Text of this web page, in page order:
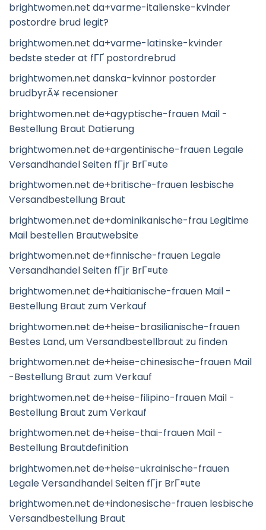
brightwomen.net da+varme-italienske-kvinder
postordre brud legit?
brightwomen.net da+varme-latinske-kvinder
bedste steder at fГҐ postordrebrud
brightwomen.net danska-kvinnor postorder
brudbyrÃ¥ recensioner
brightwomen.net de+agyptische-frauen Mail -
Bestellung Braut Datierung
brightwomen.net de+argentinische-frauen Legale
Versandhandel Seiten fГјr BrГ¤ute
brightwomen.net de+britische-frauen lesbische
Versandbestellung Braut
brightwomen.net de+dominikanische-frau Legitime
Mail bestellen Brautwebsite
brightwomen.net de+finnische-frauen Legale
Versandhandel Seiten fГјr BrГ¤ute
brightwomen.net de+haitianische-frauen Mail -
Bestellung Braut zum Verkauf
brightwomen.net de+heise-brasilianische-frauen
Bestes Land, um Versandbestellbraut zu finden
brightwomen.net de+heise-chinesische-frauen Mail
-Bestellung Braut zum Verkauf
brightwomen.net de+heise-filipino-frauen Mail -
Bestellung Braut zum Verkauf
brightwomen.net de+heise-thai-frauen Mail -
Bestellung Brautdefinition
brightwomen.net de+heise-ukrainische-frauen
Legale Versandhandel Seiten fГјr BrГ¤ute
brightwomen.net de+indonesische-frauen lesbische
Versandbestellung Braut